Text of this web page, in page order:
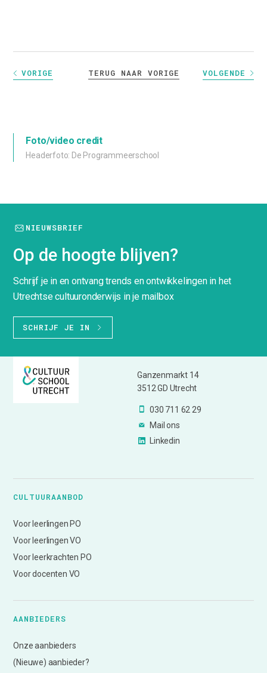
VORIGE TERUG NAAR VORIGE VOLGENDE
Foto/video credit
Headerfoto: De Programmeerschool
NIEUWSBRIEF
Op de hoogte blijven?
Schrijf je in en ontvang trends en ontwikkelingen in het
Utrechtse cultuuronderwijs in je mailbox
SCHRIJF JE IN
Ganzenmarkt 14
3512 GD Utrecht
030 711 62 29
Mail ons
Linkedin
CULTUURAANBOD
Voor leerlingen PO
Voor leerlingen VO
Voor leerkrachten PO
Voor docenten VO
AANBIEDERS
Onze aanbieders
(Nieuwe) aanbieder?